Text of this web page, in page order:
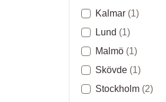
Kalmar (1)
Lund (1)
Malmö (1)
Skövde (1)
Stockholm (2)